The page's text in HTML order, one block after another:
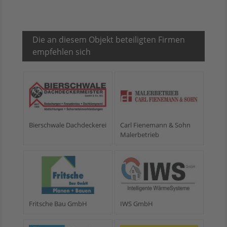
Die an diesem Objekt beteiligten Firmen
empfehlen sich
Bierschwale Dachdeckerei
Carl Fienemann & Sohn
Malerbetrieb
Fritsche Bau GmbH IWS GmbH